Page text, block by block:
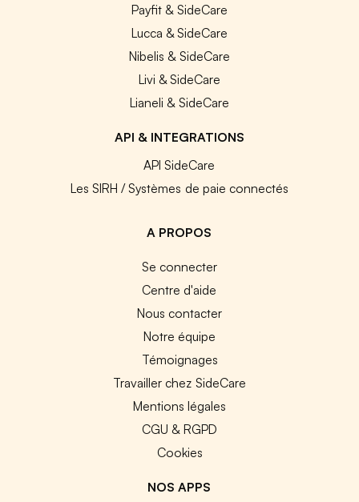
Payfit & SideCare
Lucca & SideCare
Nibelis & SideCare
Livi & SideCare
Lianeli & SideCare
API & INTEGRATIONS
API SideCare
Les SIRH / Systèmes de paie connectés
A PROPOS
Se connecter
Centre d'aide
Nous contacter
Notre équipe
Témoignages
Travailler chez SideCare
Mentions légales
CGU & RGPD
Cookies
NOS APPS